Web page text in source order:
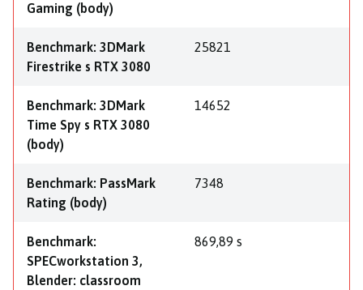
Gaming (body)
Benchmark: 3DMark
Firestrike s RTX 3080
25821
Benchmark: 3DMark
Time Spy s RTX 3080
(body)
14652
Benchmark: PassMark
Rating (body)
7348
Benchmark:
SPECworkstation 3,
Blender: classroom
869,89 s